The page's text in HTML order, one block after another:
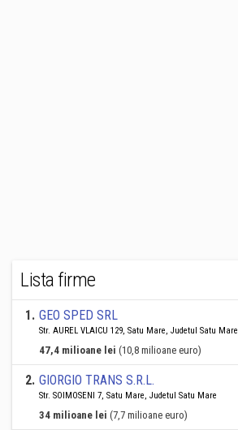
Lista firme
1. GEO SPED SRL
Str. AUREL VLAICU 129, Satu Mare, Judetul Satu Mare
47,4 milioane lei (10,8 milioane euro)
2. GIORGIO TRANS S.R.L.
Str. SOIMOSENI 7, Satu Mare, Judetul Satu Mare
34 milioane lei (7,7 milioane euro)